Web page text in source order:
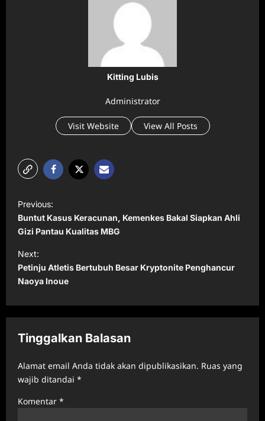
Kitting Lubis
Administrator
Visit Website View All Posts
o
s
t
n
a
v
g
a
t
i
Previous:
Buntut Kasus Keracunan, Kemenkes Bakal Siapkan Ahli
Gizi Pantau Kualitas MBG
Next:
Petinju Atletis Bertubuh Besar Kryptonite Penghancur
Naoya Inoue
Tinggalkan Balasan
Alamat email Anda tidak akan dipublikasikan. Ruas yang
wajib ditandai *
Komentar *